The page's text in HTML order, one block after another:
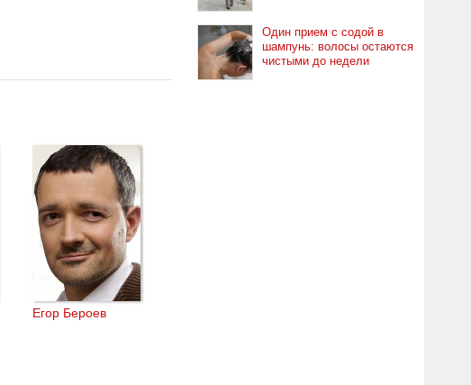
Егор Бероев
Один прием с содой в
шампунь: волосы остаются
чистыми до недели